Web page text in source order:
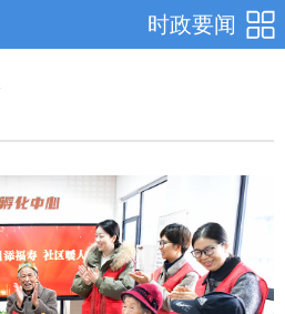
时政要闻